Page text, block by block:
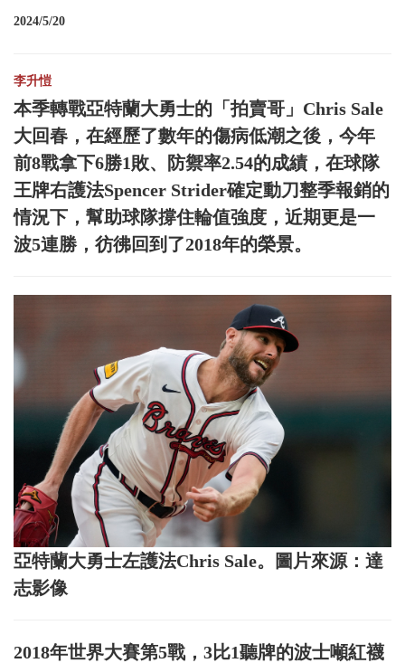
2024/5/20
李升愷
本季轉戰亞特蘭大勇士的「拍賣哥」Chris Sale
大回春，在經歷了數年的傷病低潮之後，今年
前8戰拿下6勝1敗、防禦率2.54的成績，在球隊
王牌右護法Spencer Strider確定動刀整季報銷的
情況下，幫助球隊撐住輪值強度，近期更是一
波5連勝，彷彿回到了2018年的榮景。
亞特蘭大勇士左護法Chris Sale。圖片來源：達
志影像
2018年世界大賽第5戰，3比1聽牌的波士噸紅襪